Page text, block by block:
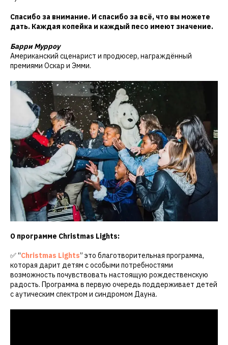
Спасибо за внимание. И спасибо за всё, что вы можете
дать. Каждая копейка и каждый песо имеют значение.
Барри Мурроу
Американский сценарист и продюсер, награждённый
премиями Оскар и Эмми.
О программе Christmas Lights:
✅ “Christmas Lights” это благотворительная программа,
которая дарит детям с особыми потребностями
возможность почувствовать настоящую рождественскую
радость. Программа в первую очередь поддерживает детей
с аутическим спектром и синдромом Дауна.